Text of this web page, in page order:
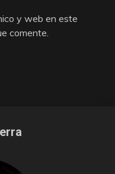
y web en este
comente.